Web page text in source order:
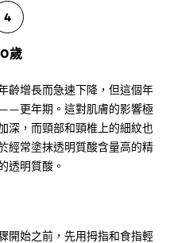
4
歲
齡增長而急速下降，但這個年
更年期。這對肌膚的影響極
深，而頸部和頸椎上的細紋也
經常塗抹透明質酸含量高的精
透明質酸。
開始之前，先用拇指和食指輕